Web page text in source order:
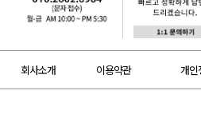
회사소개 이용약관 개인